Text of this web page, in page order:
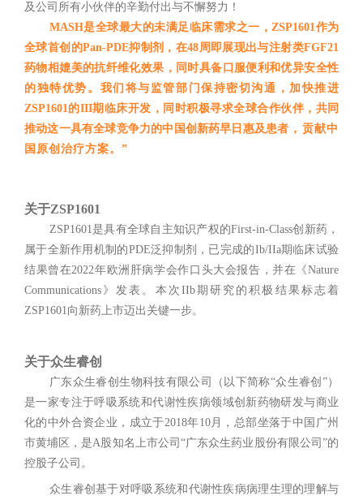
及公司所有小伙伴的辛勤付出与不懈努力！
MASH是全球最大的未满足临床需求之一，ZSP1601作为
全球首创的Pan-PDE抑制剂，在48周即展现出与注射类FGF21
药物相媲美的抗纤维化效果，同时具备口服便利和优异安全性
的独特优势。我们将与监管部门保持密切沟通，加快推进
ZSP1601的III期临床开发，同时积极寻求全球合作伙伴，共同
推动这一具有全球竞争力的中国创新药早日惠及患者 ，贡献中
国原创治疗方案。”
关于ZSP1601
ZSP1601是具有全球自主知识产权的First-in-Class创新药，
属于全新作用机制的PDE泛抑制剂，已完成的Ib/IIa期临床试验
结果曾在2022年欧洲肝病学会作口头大会报告，并在《Nature
Communications》发表。本次IIb期研究的积极结果标志着
ZSP1601向新药上市迈出关键一步。
关于众生睿创
广东众生睿创生物科技有限公司（以下简称“众生睿创”）
是一家专注于呼吸系统和代谢性疾病领域创新药物研发与商业
化的中外合资企业，成立于2018年10月，总部坐落于中国广州
市黄埔区，是A股知名上市公司“广东众生药业股份有限公司”的
控股子公司。
众生睿创基于对呼吸系统和代谢性疾病病理生理的理解与